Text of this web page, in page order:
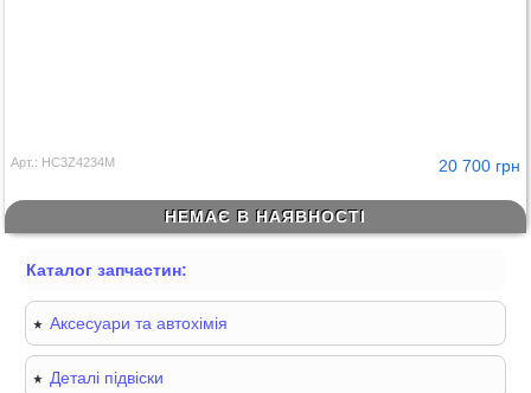
Арт.: HC3Z4234M 20 700 грн
НЕМАЄ В НАЯВНОСТІ
Каталог запчастин:
Аксесуари та автохімія
Деталі підвіски